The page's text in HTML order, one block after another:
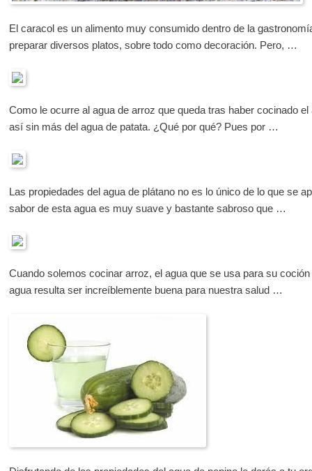
El caracol es un alimento muy consumido dentro de la
preparar diversos platos, sobre todo como decoración. Pero, …
Como le ocurre al agua de arroz que queda tras haber cocinado
así sin más del agua de patata. ¿Qué por qué? Pues por …
Las propiedades del agua de plátano no es lo único de lo que se
sabor de esta agua es muy suave y bastante sabroso que …
Cuando solemos cocinar arroz, el agua que se usa para su
agua resulta ser increíblemente buena para nuestra salud …